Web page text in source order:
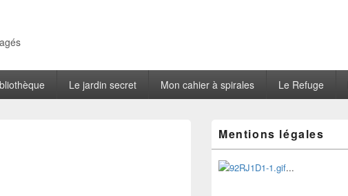
Le jardin secret Mon cahier à spirales Le Refuge
principale
de
widget
pour
Mentions légales
...